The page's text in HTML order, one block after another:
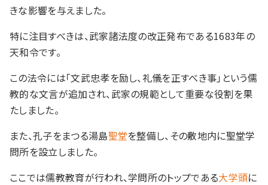
きな影響を与えました。
特に注目すべきは、武家諸法度の改正発布である1683年の
天和令です。
この法令には「文武忠孝を励し、礼儀を正すべき事」という儒
教的な文言が追加され、武家の規範として重要な役割を果
たしました。
また、孔子をまつる湯島聖堂を整備し、その敷地内に聖堂学
問所を設立しました。
ここでは儒教教育が行われ、学問所のトップである大学頭に